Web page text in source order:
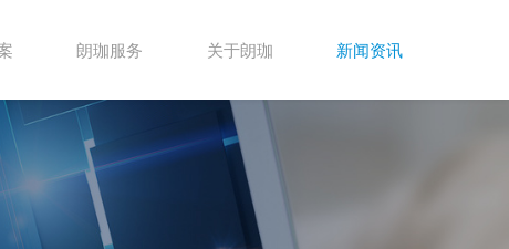
朗珈服务 关于朗珈 新闻资讯